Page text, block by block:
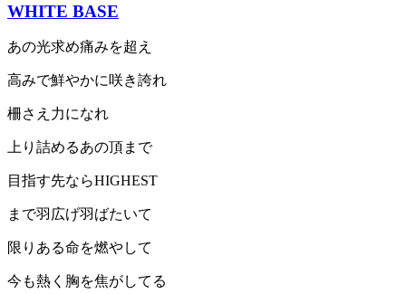
WHITE BASE
あの光求め痛みを超え
高みで鮮やかに咲き誇れ
柵さえ力になれ
上り詰めるあの頂まで
目指す先ならHIGHEST
まで羽広げ羽ばたいて
限りある命を燃やして
今も熱く胸を焦がしてる